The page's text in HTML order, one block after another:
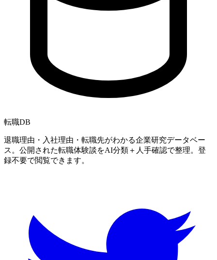
転職DB
退職理由・入社理由・転職先がわかる企業研究データベー
ス。公開された転職体験談をAI分類＋人手確認で整理。登
録不要で閲覧できます。